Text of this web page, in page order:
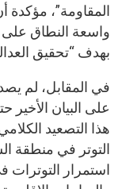
المقاومة”، مؤكدة
واسعة النطاق على
بهدف “تحقيق
في المقابل، لم
على البيان
هذا التصعيد
التوتر في
استمرار